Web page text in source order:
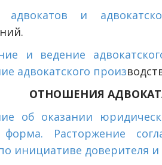
адвокатов и
ний.
и ведение
адвокатского произ
ОТНОШЕНИЯ
об оказании
форма. Расторжение
инициативе доверителя и